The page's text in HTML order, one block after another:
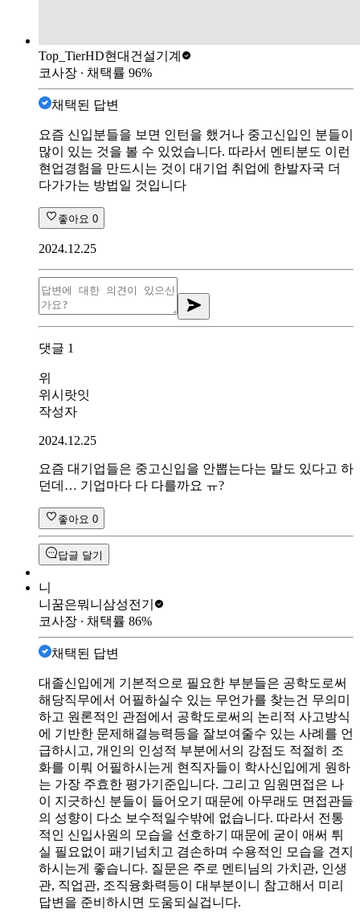
Top_TierHD현대건설기계
코사장 ∙ 채택률 96%
채택된 답변
요즘 신입분들을 보면 인턴을 했거나 중고신입인 분들이
많이 있는 것을 볼 수 있었습니다. 따라서 멘티분도 이런
현업경험을 만드시는 것이 대기업 취업에 한발자국 더
다가가는 방법일 것입니다
좋아요 0
2024.12.25
댓글 1
위
위시랏잇
작성자
2024.12.25
요즘 대기업들은 중고신입을 안뽑는다는 말도 있다고 하
던데… 기업마다 다 다를까요 ㅠ?
좋아요 0
답글 달기
니
니꿈은뭐니 삼성전기
코사장 ∙ 채택률 86%
채택된 답변
대졸신입에게 기본적으로 필요한 부분들은 공학도로써
해당직무에서 어필하실수 있는 무언가를 찾는건 무의미
하고 원론적인 관점에서 공학도로써의 논리적 사고방식
에 기반한 문제해결능력등을 잘보여줄수 있는 사례를 언
급하시고, 개인의 인성적 부분에서의 강점도 적절히 조
화를 이뤄 어필하시는게 현직자들이 학사신입에게 원하
는 가장 주효한 평가기준입니다. 그리고 임원면접은 나
이 지긋하신 분들이 들어오기 때문에 아무래도 면접관들
의 성향이 다소 보수적일수밖에 없습니다. 따라서 전통
적인 신입사원의 모습을 선호하기 때문에 굳이 애써 튀
실 필요없이 패기넘치고 겸손하며 수용적인 모습을 견지
하시는게 좋습니다. 질문은 주로 멘티님의 가치관, 인생
관, 직업관, 조직융화력등이 대부분이니 참고해서 미리
답변을 준비하시면 도움되실겁니다.